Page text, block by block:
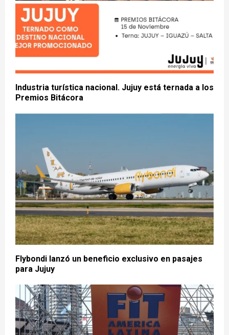
Industria turística nacional. Jujuy está ternada a los
Premios Bitácora
Flybondi lanzó un beneficio exclusivo en pasajes
para Jujuy